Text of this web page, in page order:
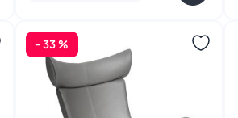
- 33 %